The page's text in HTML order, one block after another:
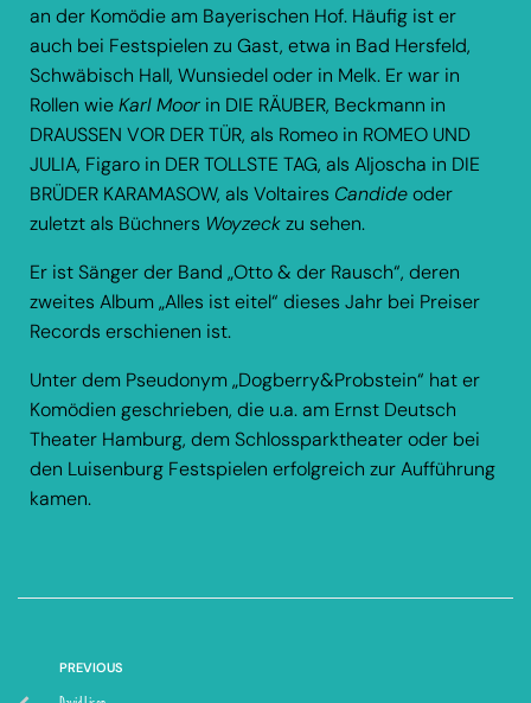
an der Komödie am Bayerischen Hof. Häufig ist er
auch bei Festspielen zu Gast, etwa in Bad Hersfeld,
Schwäbisch Hall, Wunsiedel oder in Melk. Er war in
Rollen wieKarl Moor in DIE RÄUBER, Beckmann in
DRAUSSEN VOR DER TÜR, als Romeo in ROMEO UND
JULIA, Figaro in DER TOLLSTE TAG, als Aljoscha in DIE
BRÜDER KARAMASOW, als Voltaires Candideoder
zuletzt als Büchners Woyzeckzu sehen.
Er ist Sänger der Band „Otto & der Rausch“, deren
zweites Album „Alles ist eitel“ dieses Jahr bei Preiser
Records erschienen ist.
Unter dem Pseudonym „Dogberry&Probstein“ hat er
Komödien geschrieben, die u.a. am Ernst Deutsch
Theater Hamburg, dem Schlossparktheater oder bei
den Luisenburg Festspielen erfolgreich zur Aufführung
kamen.
PREVIOUS